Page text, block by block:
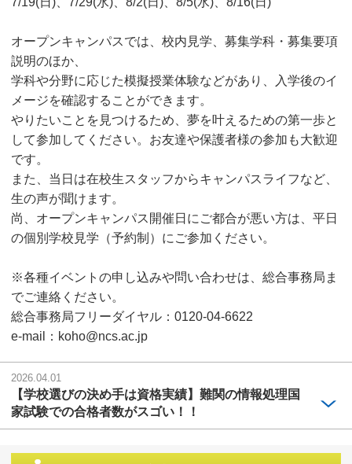
オープンキャンパスでは、校内見学、募集学科・募集要項
説明のほか、
学科や分野に応じた模擬授業体験などがあり、入学後のイ
メージを確認することができます。
やりたいことを見つけるため、夢を叶えるための第一歩と
して参加してください。お友達や保護者様の参加も大歓迎
です。
また、当日は在校生スタッフからキャンパスライフなど、
生の声が聞けます。
尚、オープンキャンパス開催日にご都合が悪い方は、平日
の個別学校見学（予約制）にご参加ください。
※各種イベントの申し込みや問い合わせは、総合事務局ま
でご連絡ください。
総合事務局フリーダイヤル：0120-04-6622
e-mail：koho@ncs.ac.jp
2026.04.01
【学校選びの決め手は資格実績】難関の情報処理国
家試験での合格者数がスゴい！！